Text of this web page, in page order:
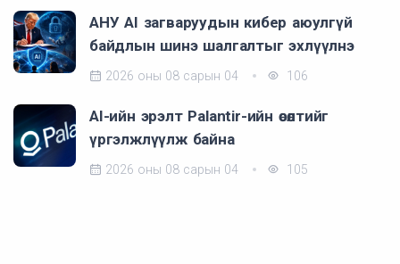
АНУ AI загваруудын кибер аюулгүй
байдлын шинэ шалгалтыг эхлүүлнэ
2026 оны 08 сарын 04 106
AI-ийн эрэлт Palantir-ийн өсөлтийг
үргэлжлүүлж байна
2026 оны 08 сарын 04 105